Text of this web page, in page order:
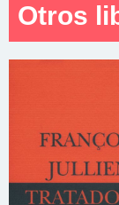
Otros